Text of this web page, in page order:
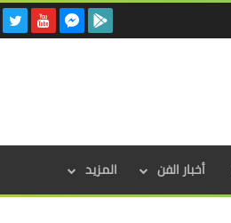
أخبار الفن المزيد